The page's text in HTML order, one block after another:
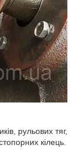
рульових тяг,
кілець.